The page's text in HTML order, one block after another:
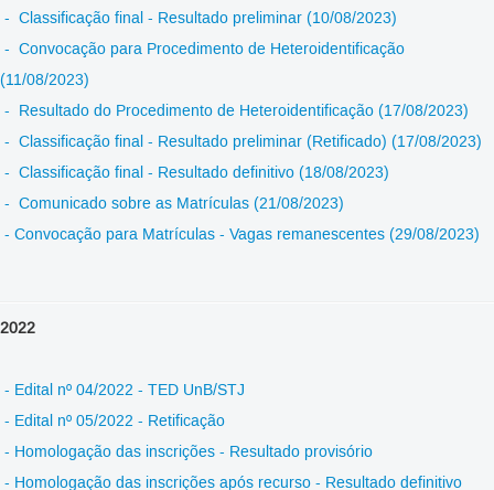
- Classificação final - Resultado preliminar (10/08/2023)
- Convocação para Procedimento de Heteroidentificação
(11/08/2023)
- Resultado do Procedimento de Heteroidentificação (17/08/2023)
- Classificação final - Resultado preliminar (Retificado) (17/08/2023)
- Classificação final - Resultado definitivo (18/08/2023)
- Comunicado sobre as Matrículas (21/08/2023)
- Convocação para Matrículas - Vagas remanescentes (29/08/2023)
2022
- Edital nº 04/2022 - TED UnB/STJ
- Edital nº 05/2022 - Retificação
- Homologação das inscrições - Resultado provisório
- Homologação das inscrições após recurso - Resultado definitivo